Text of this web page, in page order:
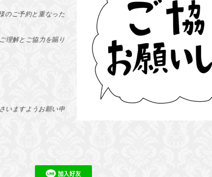
のご予約と重なった
理解とご協力を賜り
いますようお願い申